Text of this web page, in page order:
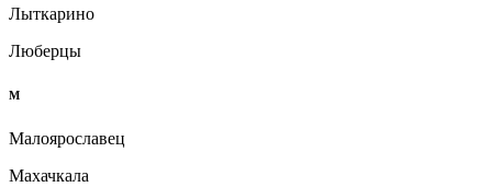
Лыткарино
Люберцы
М
Малоярославец
Махачкала